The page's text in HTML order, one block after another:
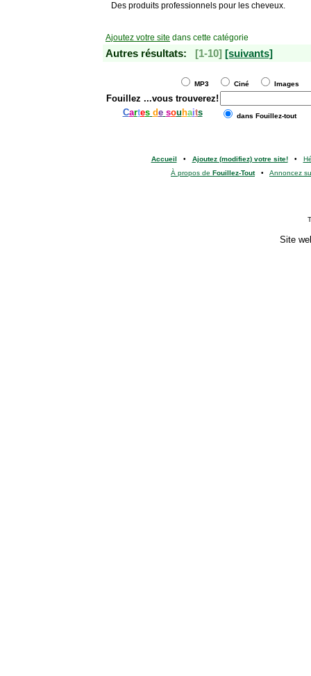
Des produits professionnels pour les cheveux.
Ajoutez votre site dans cette catégorie
Autres résultats: [1-10] [suivants]
MP3 Ciné Images
Fouillez ...vous trouverez!
Cartes de sou haits dans Fouillez-tout
Accueil • Ajoutez (modifiez) votre site!•
À propos de Fouillez-Tout• Annoncez
Site